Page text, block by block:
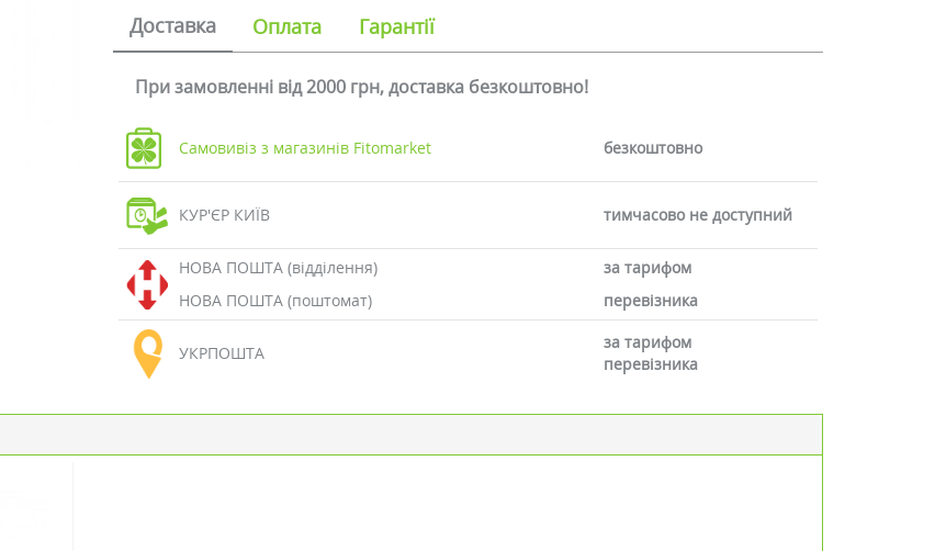
Доставка Оплата Гарантії
При замовленні від 2000 грн, доставка безкоштовно!
Самовивіз з магазинів Fitomarket безкоштовно
КУР'ЄР КИЇВ тимчасово не доступний
НОВА ПОШТА (відділення)
за тарифом
НОВА ПОШТА (поштомат)
перевізника
УКРПОШТА
за тарифом
перевізника